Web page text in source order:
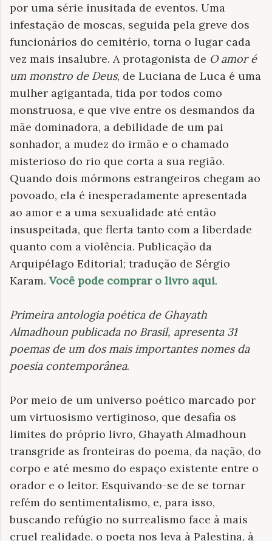
por uma série inusitada de eventos. Uma
infestação de moscas, seguida pela greve dos
funcionários do cemitério, torna o lugar cada
vez mais insalubre. A protagonista de O amor é
um monstro de Deus, de Luciana de Luca é uma
mulher agigantada, tida por todos como
monstruosa, e que vive entre os desmandos da
mãe dominadora, a debilidade de um pai
sonhador, a mudez do irmão e o chamado
misterioso do rio que corta a sua região.
Quando dois mórmons estrangeiros chegam ao
povoado, ela é inesperadamente apresentada
ao amor e a uma sexualidade até então
insuspeitada, que flerta tanto com a liberdade
quanto com a violência. Publicação da
Arquipélago Editorial; tradução de Sérgio
Karam. Você pode comprar o livro aqui.
Primeira antologia poética de Ghayath
Almadhoun publicada no Brasil, apresenta 31
poemas de um dos mais importantes nomes da
poesia contemporânea.
Por meio de um universo poético marcado por
um virtuosismo vertiginoso, que desafia os
limites do próprio livro, Ghayath Almadhoun
transgride as fronteiras do poema, da nação, do
corpo e até mesmo do espaço existente entre o
orador e o leitor. Esquivando-se de se tornar
refém do sentimentalismo, e, para isso,
buscando refúgio no surrealismo face à mais
cruel realidade, o poeta nos leva à Palestina, à